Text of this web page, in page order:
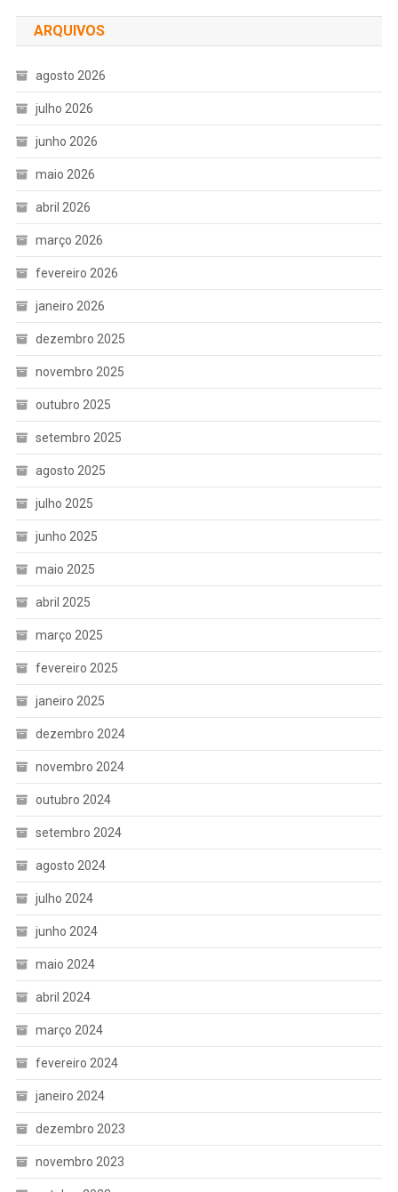
ARQUIVOS
agosto 2026
julho 2026
junho 2026
maio 2026
abril 2026
março 2026
fevereiro 2026
janeiro 2026
dezembro 2025
novembro 2025
outubro 2025
setembro 2025
agosto 2025
julho 2025
junho 2025
maio 2025
abril 2025
março 2025
fevereiro 2025
janeiro 2025
dezembro 2024
novembro 2024
outubro 2024
setembro 2024
agosto 2024
julho 2024
junho 2024
maio 2024
abril 2024
março 2024
fevereiro 2024
janeiro 2024
dezembro 2023
novembro 2023